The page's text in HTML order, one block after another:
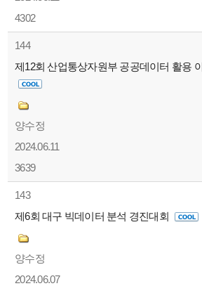
4302
144
제12회 산업통상자원부 공공데이터 활용
양수정
2024.06.11
3639
143
제6회 대구 빅데이터 분석 경진대회
양수정
2024.06.07